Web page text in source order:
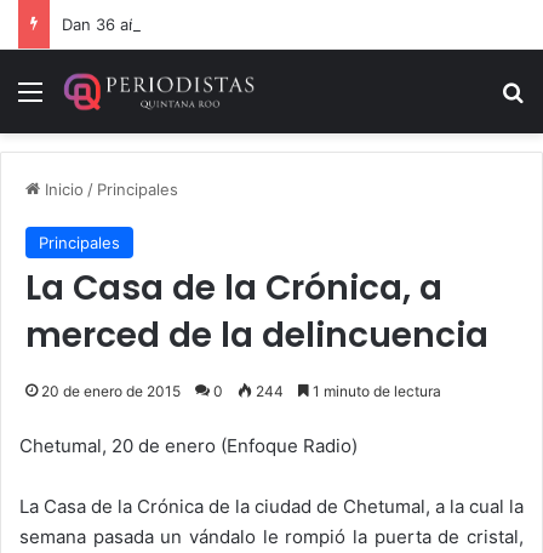
Menú
Inicio / Principales
Principales
La Casa de la Crónica, a
merced de la delincuencia
20 de enero de 2015 0 244 1 minuto de lectura
Chetumal, 20 de enero (Enfoque Radio)
La Casa de la Crónica de la ciudad de Chetumal, a la cual la
semana pasada un vándalo le rompió la puerta de cristal,